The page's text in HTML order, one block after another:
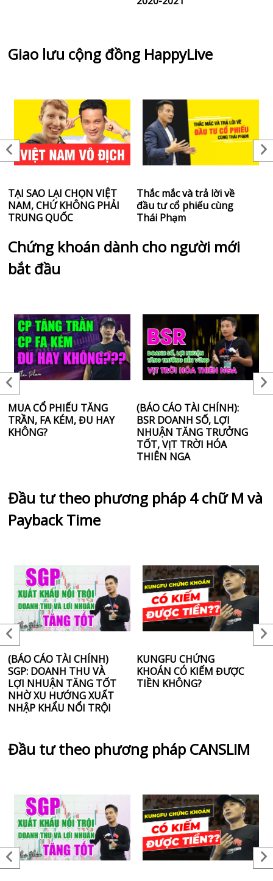
Giao lưu cộng đồng HappyLive
TẠI SAO LẠI CHỌN VIỆT
NAM, CHỨ KHÔNG PHẢI
TRUNG QUỐC
Thắc mắc và trả lời về
đầu tư cổ phiếu cùng
Thái Phạm
Chứng khoán dành cho người mới
bắt đầu
MUA CỔ PHIẾU TĂNG
TRẦN, FA KÉM, ĐU HAY
KHÔNG?
(BÁO CÁO TÀI CHÍNH):
BSR DOANH SỐ, LỢI
NHUẬN TĂNG TRƯỞNG
TỐT, VỊT TRỜI HÓA
THIÊN NGA
Đầu tư theo phương pháp 4 chữ M và
Payback Time
(BÁO CÁO TÀI CHÍNH)
SGP: DOANH THU VÀ
LỢI NHUẬN TĂNG TỐT
NHỜ XU HƯỚNG XUẤT
NHẬP KHẨU NỔI TRỘI
KUNGFU CHỨNG
KHOÁN CÓ KIẾM ĐƯỢC
TIỀN KHÔNG?
Đầu tư theo phương pháp CANSLIM